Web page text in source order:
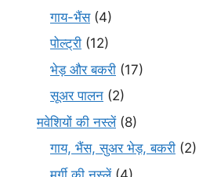
गाय-भैंस(4)
पोल्ट्री (12)
भेड़ और बकरी (17)
सूअर पालन (2)
मवेशियों की नस्लें(8)
गाय, भैंस, सुअर भेड़, बकरी (2)